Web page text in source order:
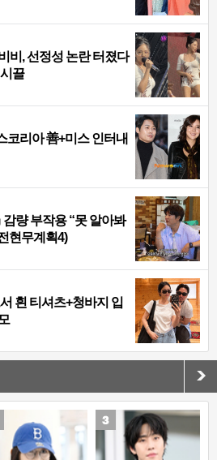
비, 선정성 논란 터졌다
끌
코리아 善+미스 인터내
량 부작용 “못 알아봐
현무계획4)
흰 티셔츠+청바지 입